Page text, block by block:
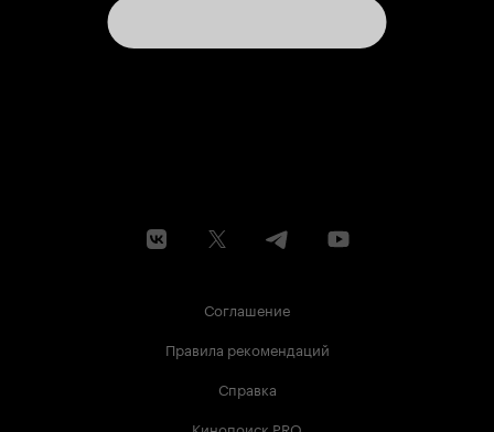
Соглашение
Правила рекомендаций
Справка
Кинопоиск PRO